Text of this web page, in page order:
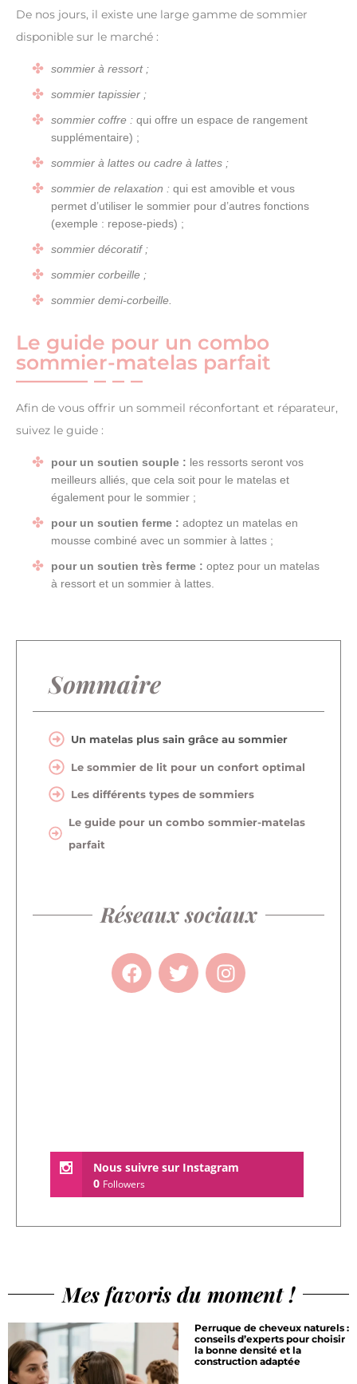
De nos jours, il existe une large gamme de sommier
disponible sur le marché :
sommier à ressort ;
sommier tapissier ;
sommier coffre : qui offre un espace de rangement
supplémentaire) ;
sommier à lattes ou cadre à lattes ;
sommier de relaxation : qui est amovible et vous
permet d’utiliser le sommier pour d’autres fonctions
(exemple : repose-pieds) ;
sommier décoratif ;
sommier corbeille ;
sommier demi-corbeille.
Le guide pour un combo
sommier-matelas parfait
Afin de vous offrir un sommeil réconfortant et réparateur,
suivez le guide :
pour un soutien souple : les ressorts seront vos
meilleurs alliés, que cela soit pour le matelas et
également pour le sommier ;
pour un soutien ferme : adoptez un matelas en
mousse combiné avec un sommier à lattes ;
pour un soutien très ferme : optez pour un matelas
à ressort et un sommier à lattes.
Sommaire
Un matelas plus sain grâce au sommier
Le sommier de lit pour un confort optimal
Les différents types de sommiers
Le guide pour un combo sommier-matelas
parfait
Réseaux sociaux
Nous suivre sur Instagram
0 Followers
Mes favoris du moment !
Perruque de cheveux naturels :
conseils d’experts pour choisir
la bonne densité et la
construction adaptée